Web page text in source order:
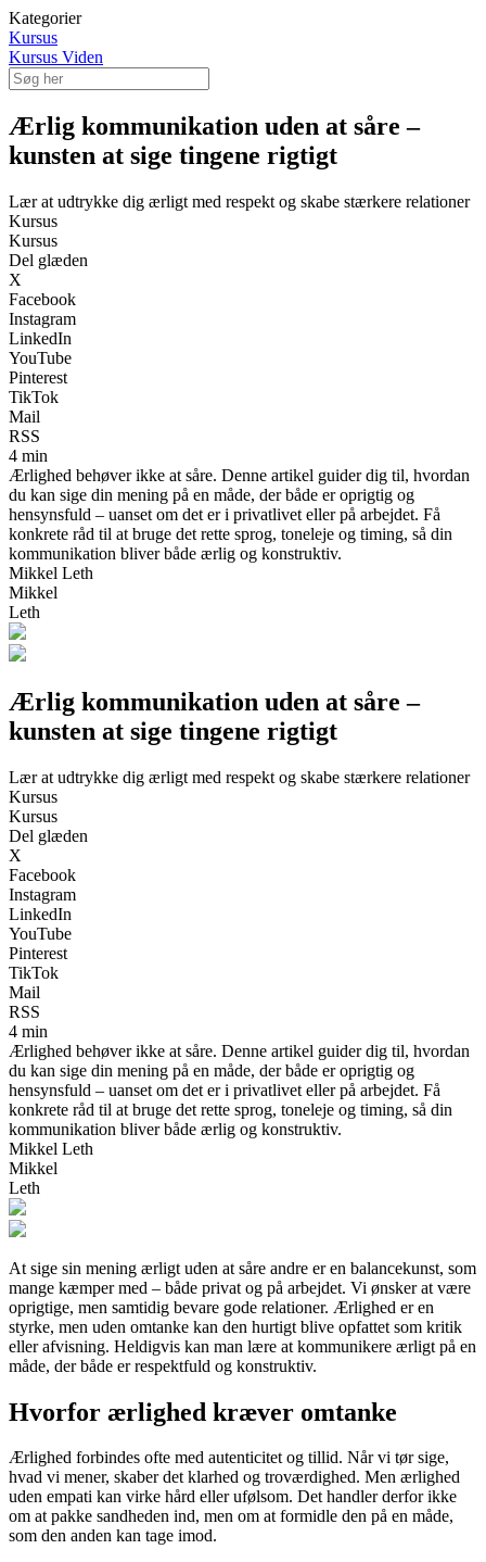
Kategorier
Kursus
Kursus Viden
Ærlig kommunikation uden at såre –
kunsten at sige tingene rigtigt
Lær at udtrykke dig ærligt med respekt og skabe stærkere relationer
Kursus
Kursus
Del glæden
X
Facebook
Instagram
LinkedIn
YouTube
Pinterest
TikTok
Mail
RSS
4 min
Ærlighed behøver ikke at såre. Denne artikel guider dig til, hvordan
du kan sige din mening på en måde, der både er oprigtig og
hensynsfuld – uanset om det er i privatlivet eller på arbejdet. Få
konkrete råd til at bruge det rette sprog, toneleje og timing, så din
kommunikation bliver både ærlig og konstruktiv.
Mikkel Leth
Mikkel
Leth
Ærlig kommunikation uden at såre –
kunsten at sige tingene rigtigt
Lær at udtrykke dig ærligt med respekt og skabe stærkere relationer
Kursus
Kursus
Del glæden
X
Facebook
Instagram
LinkedIn
YouTube
Pinterest
TikTok
Mail
RSS
4 min
Ærlighed behøver ikke at såre. Denne artikel guider dig til, hvordan
du kan sige din mening på en måde, der både er oprigtig og
hensynsfuld – uanset om det er i privatlivet eller på arbejdet. Få
konkrete råd til at bruge det rette sprog, toneleje og timing, så din
kommunikation bliver både ærlig og konstruktiv.
Mikkel Leth
Mikkel
Leth
At sige sin mening ærligt uden at såre andre er en balancekunst, som
mange kæmper med – både privat og på arbejdet. Vi ønsker at være
oprigtige, men samtidig bevare gode relationer. Ærlighed er en
styrke, men uden omtanke kan den hurtigt blive opfattet som kritik
eller afvisning. Heldigvis kan man lære at kommunikere ærligt på en
måde, der både er respektfuld og konstruktiv.
Hvorfor ærlighed kræver omtanke
Ærlighed forbindes ofte med autenticitet og tillid. Når vi tør sige,
hvad vi mener, skaber det klarhed og troværdighed. Men ærlighed
uden empati kan virke hård eller ufølsom. Det handler derfor ikke
om at pakke sandheden ind, men om at formidle den på en måde,
som den anden kan tage imod.